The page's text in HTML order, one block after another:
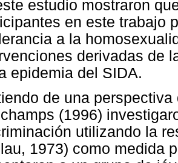
estudio mostraron
en este trabajo
a la
derivadas de
epidemia del SIDA.
de una
(1996)
utilizando la
1973) como medida